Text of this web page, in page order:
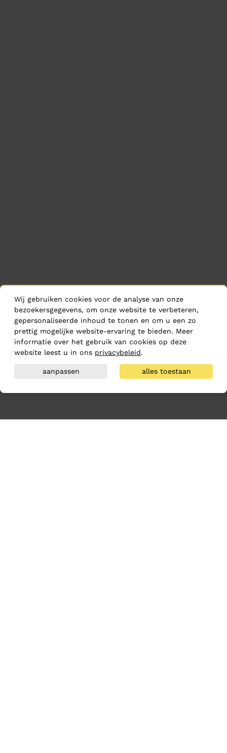
Wij gebruiken cookies voor de analyse van onze
bezoekersgegevens, om onze website te verbeteren,
gepersonaliseerde inhoud te tonen en om u een zo
prettig mogelijke website-ervaring te bieden. Meer
informatie over het gebruik van cookies op deze
website leest u in ons privacybeleid.
aanpassen alles toestaan